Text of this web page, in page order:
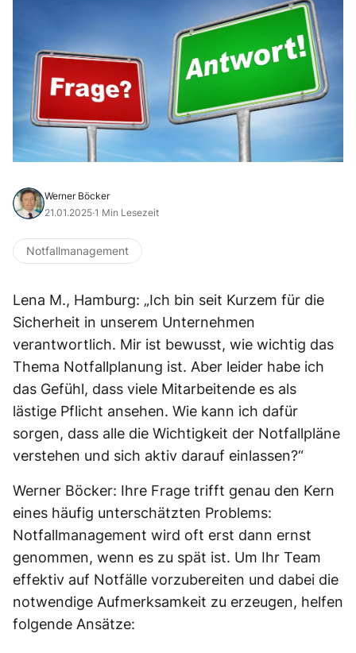
Werner Böcker
21.01.2025·1 Min Lesezeit
Notfallmanagement
Lena M., Hamburg: „Ich bin seit Kurzem für die
Sicherheit in unserem Unternehmen
verantwortlich. Mir ist bewusst, wie wichtig das
Thema Notfallplanung ist. Aber leider habe ich
das Gefühl, dass viele Mitarbeitende es als
lästige Pflicht ansehen. Wie kann ich dafür
sorgen, dass alle die Wichtigkeit der Notfallpläne
verstehen und sich aktiv darauf einlassen?“
Werner Böcker: Ihre Frage trifft genau den Kern
eines häufig unterschätzten Problems:
Notfallmanagement wird oft erst dann ernst
genommen, wenn es zu spät ist. Um Ihr Team
effektiv auf Notfälle vorzubereiten und dabei die
notwendige Aufmerksamkeit zu erzeugen, helfen
folgende Ansätze: